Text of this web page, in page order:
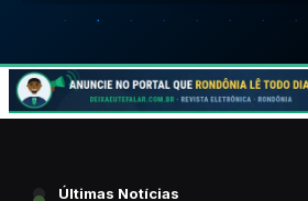
Últimas Notícias